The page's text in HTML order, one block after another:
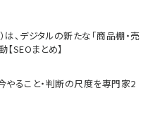
、デジタルの新たな「商品棚・売
SEOまとめ】
今やること・判断の尺度を専門家2